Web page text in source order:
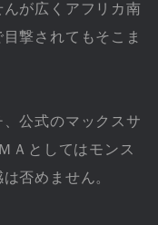
が広くアフリカ南
撃されてもそこま
公式のマックスサ
Ａとしてはモンス
否めません。